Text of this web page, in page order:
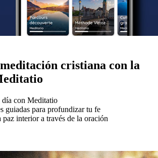
cristiana con la
día con Meditatio
guiadas para profundizar tu fe
paz interior a través de la oración